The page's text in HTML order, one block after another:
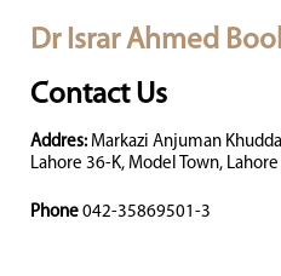
Dr Israr Ahmed
Contact Us
Addres: Markazi Anjuman
Lahore 36-K, Model Town, Lahore
Phone 042-35869501-3